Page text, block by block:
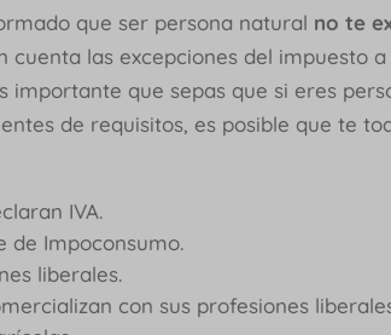
que ser persona natural no te
cuenta las excepciones del impuesto
importante que sepas que si eres
de requisitos, es posible que te
IVA.
de Impoconsumo.
liberales.
con sus profesiones